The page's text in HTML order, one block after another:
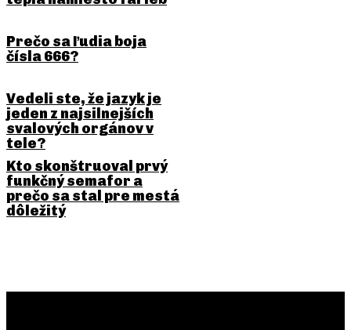
Prečo sa ľudia boja
čísla 666?
Vedeli ste, že jazyk je
jeden z najsilnejších
svalových orgánov v
tele?
Kto skonštruoval prvý
funkčný semafor a
prečo sa stal pre mestá
dôležitý